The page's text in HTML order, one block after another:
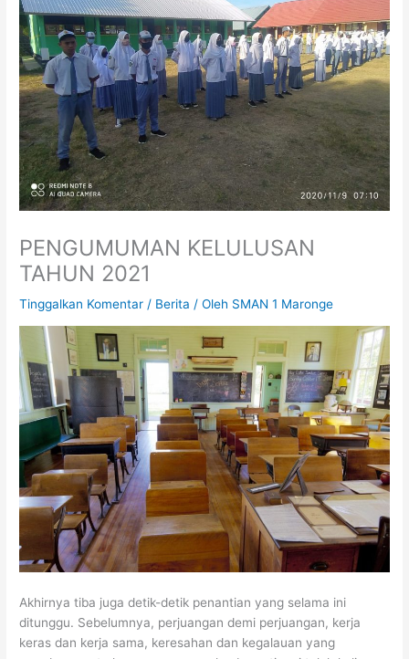
PENGUMUMAN KELULUSAN
TAHUN 2021
Tinggalkan Komentar / Berita / Oleh SMAN 1 Maronge
Akhirnya tiba juga detik-detik penantian yang selama ini
ditunggu. Sebelumnya, perjuangan demi perjuangan, kerja
keras dan kerja sama, keresahan dan kegalauan yang